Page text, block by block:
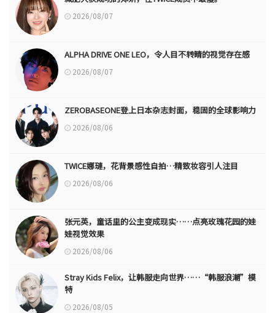
2026/08/07
ALPHA DRIVE ONE LEO，令人目不转睛的视觉存在感
2026/08/07
ZEROBASEONE登上日本杂志封面，稳固的全球影响力
2026/08/06
TWICE娜璉，花背景感性自拍…精致妆容引人注目
2026/08/06
张元英，童话里的公主变成现实……点亮玫瑰花园的娃
娃视觉效果
2026/08/06
Stray Kids Felix，让韩服走向世界……“韩服浪潮”模
特
2026/08/05